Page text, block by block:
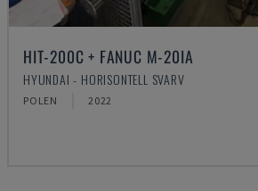
HIT-200C + FANUC M-20IA
HYUNDAI - HORISONTELL SVARV
POLEN 2022